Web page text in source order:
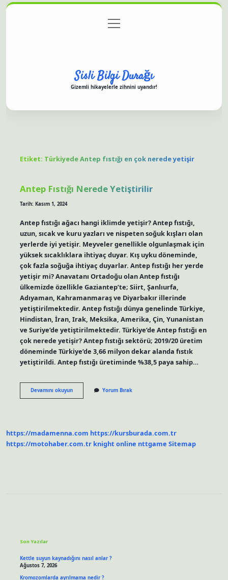
Gizlilik Politikası
menüyü
aç
Sisli Bilgi Durağı
Gizemli hikayelerle zihnini uyandır!
Etiket: Türkiyede Antep fıstığı en çok nerede yetişir
Antep Fıstığı Nerede Yetiştirilir
Tarih: Kasım 1, 2024
Antep fıstığı ağacı hangi iklimde yetişir? Antep fıstığı,
uzun, sıcak ve kuru yazları ve nispeten soğuk kışları olan
yerlerde iyi yetişir. Meyveler genellikle olgunlaşmak için
yüksek sıcaklıklara ihtiyaç duyar. Kış uyku döneminde,
çok fazla soğuğa ihtiyaç duyarlar. Antep fıstığı her yerde
yetişir mi? Anavatanı Ortadoğu olan Antep fıstığı
ülkemizde özellikle Gaziantep’te; Siirt, Şanlıurfa,
Adıyaman, Kahramanmaraş ve Diyarbakır illerinde
yetiştirilmektedir. Antep fıstığı dünya genelinde Türkiye,
Hindistan, İran, Irak, Meksika, Amerika, Çin, Yunanistan
ve Suriye’de yetiştirilmektedir. Türkiye’de Antep fıstığı en
çok nerede yetişir? Antep fıstığı sektörü; 2019/20 üretim
döneminde Türkiye’de 3,66 milyon dekar alanda fıstık
yetiştirildi. Antep fıstığı üretiminde %38,5 paya sahip…
Devamını okuyunAntep
Fıstığı
Yorum Bırak
https://madamenna.com https://kursburada.com.tr
https://motohaber.com.tr knight online nttgame Sitemap
Son Yazılar
Kettle suyun kaynadığını nasıl anlar ?
Ağustos 7, 2026
Kromozomlarda ayrılmama nedir ?